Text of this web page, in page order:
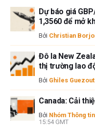
Dự báo giá
1,3560 để mở
Bởi Christian
Đô la New
thị trường lao
Bởi Ghiles Guezout
Canada: Cải
Bởi Nhóm Thông
15:54 GMT